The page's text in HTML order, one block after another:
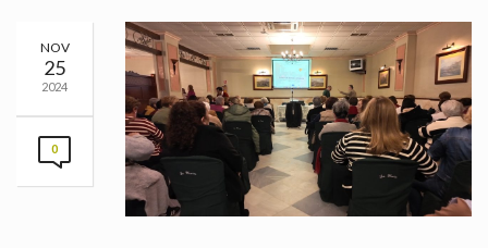
NOV
25
2024
0